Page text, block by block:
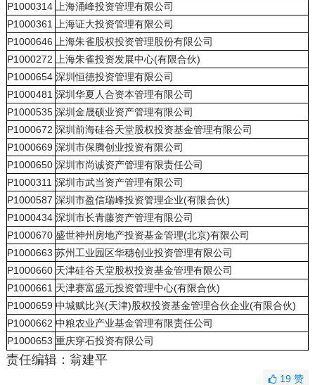
P1000314
上海涌峰投资管理有限公司
P1000361
上海证大投资管理有限公司
P1000646
上海朱雀股权投资管理股份有限公司
P1000272
上海朱雀投资发展中心(有限合伙)
P1000654 深圳恒德投资管理有限公司
P1000481 深圳华夏人合资本管理有限公司
P1000535 深圳金晟硕业资产管理有限公司
P1000672 深圳前海硅谷天堂股权投资基金管理有限公司
P1000669 深圳市保腾创业投资有限公司
P1000650 深圳市尚诚资产管理有限责任公司
P1000311 深圳市武当资产管理有限公司
P1000587 深圳市盈信瑞峰投资管理企业(有限合伙)
P1000434 深圳市长青藤资产管理有限公司
P1000670 盛世神州房地产投资基金管理(北京)有限公司
P1000663 苏州工业园区华穗创业投资管理有限公司
P1000660 天津硅谷天堂股权投资基金管理有限公司
P1000661 天津赛富盛元投资管理中心(有限合伙)
P1000659 中城赋比兴(天津)股权投资基金管理合伙企业(有限合伙)
P1000662 中粮农业产业基金管理有限责任公司
P1000653 重庆穿石投资有限公司
责任编辑：翁建平
19赞